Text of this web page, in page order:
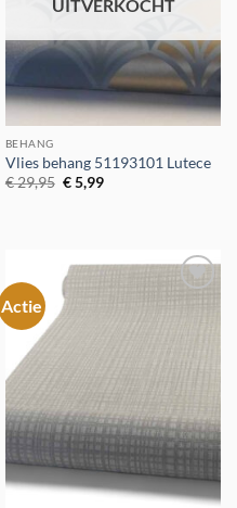
UITVERKOCHT
BEHANG
Vlies behang 51193101 Lutece
€29,95 Oorspronkelijke
prijs
€5,99Huidige
Actie